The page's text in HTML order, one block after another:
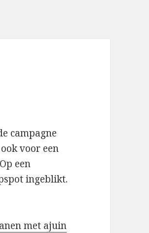
campagne
voor een
een
ingeblikt.
met ajuin